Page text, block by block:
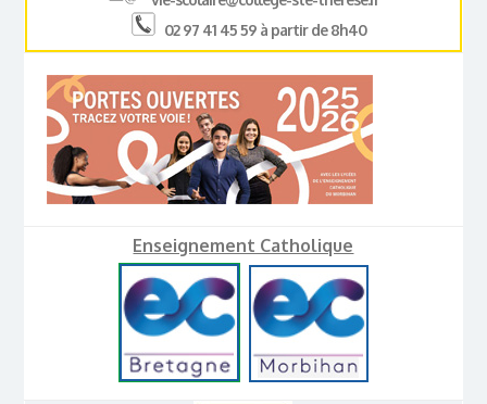
02 97 41 45 59 à partir de 8h40
Enseignement Catholique